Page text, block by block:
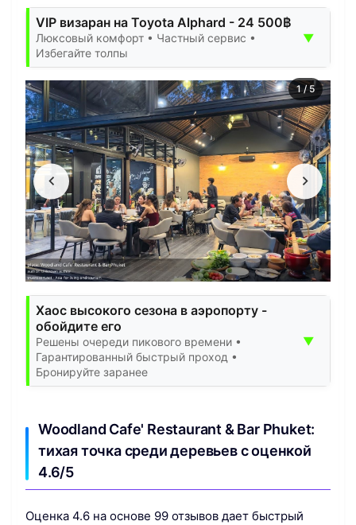
VIP визаран на Toyota Alphard - 24 500฿
Люксовый комфорт • Частный сервис •
Избегайте толпы
▼
1 / 5
Хаос высокого сезона в аэропорту -
обойдите его
Решены очереди пикового времени •
Гарантированный быстрый проход •
Бронируйте заранее
▼
Woodland Cafe' Restaurant & Bar Phuket:
тихая точка среди деревьев с оценкой
4.6/5
Оценка 4.6 на основе 99 отзывов дает быстрый